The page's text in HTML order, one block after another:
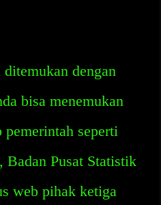
dengan
bisa menemukan
seperti
Badan Pusat Statistik
web pihak ketiga